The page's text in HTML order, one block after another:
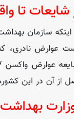
شایعات تا
عوارض نادری،
از آن در این
بهداشت